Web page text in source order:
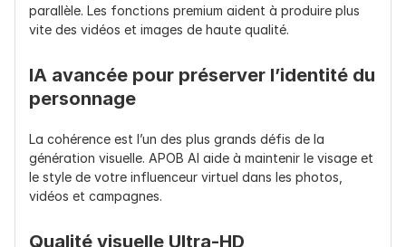
parallèle. Les fonctions premium aident à produire plus
vite des vidéos et images de haute qualité.
IA avancée pour préserver l’identité du
personnage
La cohérence est l’un des plus grands défis de la
génération visuelle. APOB AI aide à maintenir le visage et
le style de votre influenceur virtuel dans les photos,
vidéos et campagnes.
Qualité visuelle Ultra-HD